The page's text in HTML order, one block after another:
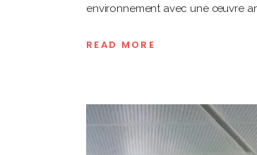
environnement avec une œuvre
READ MORE